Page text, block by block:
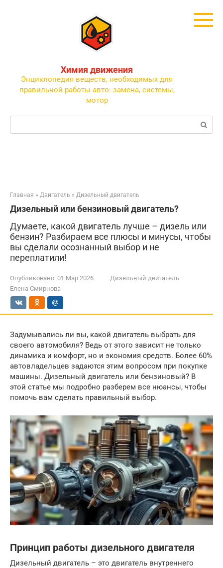
Химия движения
Энциклопедия веществ, необходимых для
правильной работы авто: замена, системы,
мотор
Поиск:
Главная » Двигатель » Дизельный двигатель
Дизельный или бензиновый двигатель?
Думаете, какой двигатель лучше – дизель или
бензин? Разбираем все плюсы и минусы, чтобы
вы сделали осознанный выбор и не
переплатили!
Опубликовано: 01 Мар 2026
Дизельный двигатель
Елена Смирнова
Задумывались ли вы, какой двигатель выбрать для
своего автомобиля? Ведь от этого зависит не только
динамика и комфорт, но и экономия средств. Более 60%
автовладельцев задаются этим вопросом при покупке
машины. Дизельный двигатель или бензиновый? В
этой статье мы подробно разберем все нюансы, чтобы
помочь вам сделать правильный выбор.
Принцип работы дизельного двигателя
Дизельный двигатель – это двигатель внутреннего